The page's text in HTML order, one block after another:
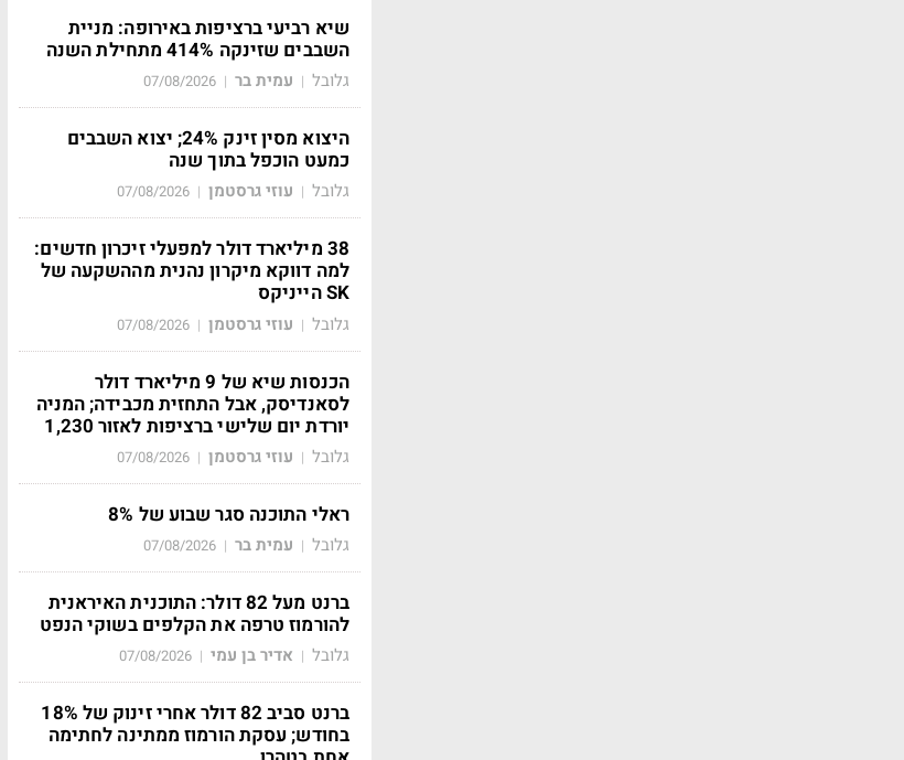
שיא רביעי ברציפות באירופה: מניית
השבבים שזינקה 414% מתחילת השנה
גלובל | עמית בר |
07/08/2026
היצוא מסין זינק 24%; יצוא השבבים
כמעט הוכפל בתוך שנה
גלובל | עוזי גרסטמן |
07/08/2026
38 מיליארד דולר למפעלי זיכרון חדשים:
למה דווקא מיקרון נהנית מההשקעה של
SK הייניקס
גלובל | עוזי גרסטמן |
07/08/2026
הכנסות שיא של 9 מיליארד דולר
לסאנדיסק, אבל התחזית מכבידה; המניה
יורדת יום שלישי ברציפות לאזור 1,230
גלובל | עוזי גרסטמן |
07/08/2026
ראלי התוכנה סגר שבוע של 8%
גלובל | עמית בר |
07/08/2026
ברנט מעל 82 דולר: התוכנית האיראנית
להורמוז טרפה את הקלפים בשוקי הנפט
גלובל | אדיר בן עמי |
07/08/2026
ברנט סביב 82 דולר אחרי זינוק של 18%
בחודש; עסקת הורמוז ממתינה לחתימה